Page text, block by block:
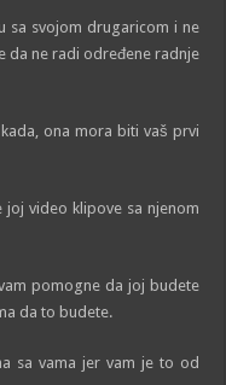
sa svojom drugaricom i ne
da ne radi određene radnje
ona mora biti vaš prvi
video klipove sa njenom
pomogne da joj budete
da to budete.
sa vama jer vam je to od